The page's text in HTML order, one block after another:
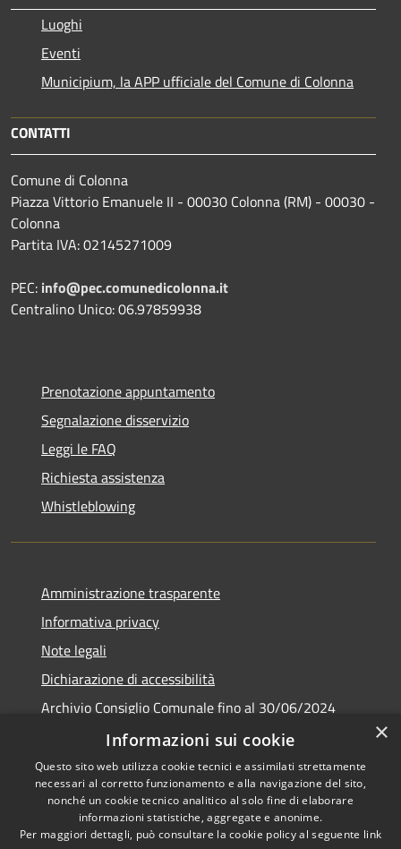
Luoghi
Eventi
Municipium, la APP ufficiale del Comune di Colonna
CONTATTI
Comune di Colonna
Piazza Vittorio Emanuele II - 00030 Colonna (RM) - 00030 -
Colonna
Partita IVA: 02145271009
PEC: info@pec.comunedicolonna.it
Centralino Unico: 06.97859938
Prenotazione appuntamento
Segnalazione disservizio
Leggi le FAQ
Richiesta assistenza
Whistleblowing
Amministrazione trasparente
Informativa privacy
Note legali
Dichiarazione di accessibilità
Archivio Consiglio Comunale fino al 30/06/2024
Consiglio Comunale Online
RSS
Copyright © 2026 • Comune di
×
Informazioni sui cookie
Questo sito web utilizza cookie tecnici e assimilati strettamente
necessari al corretto funzionamento e alla navigazione del sito,
nonché un cookie tecnico analitico al solo fine di elaborare
informazioni statistiche, aggregate e anonime.
Per maggiori dettagli, può consultare la cookie policy al seguente link